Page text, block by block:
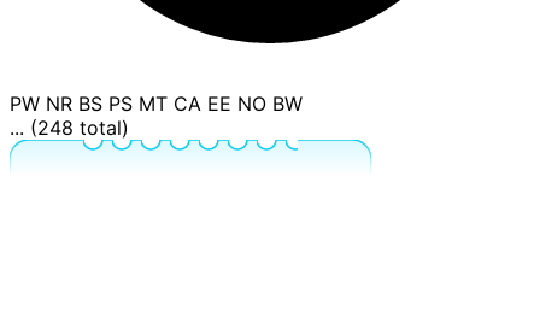
PW NR BS PS MT CA EE NO BW
... (248 total)